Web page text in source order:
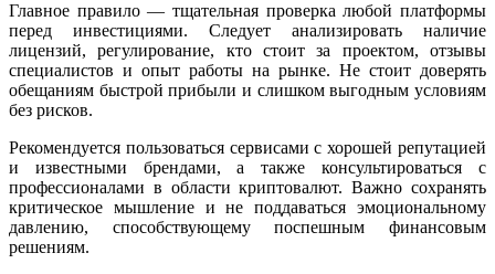
Главное правило — тщательная проверка любой платформы
перед инвестициями. Следует анализировать наличие
лицензий, регулирование, кто стоит за проектом, отзывы
специалистов и опыт работы на рынке. Не стоит доверять
обещаниям быстрой прибыли и слишком выгодным условиям
без рисков.
Рекомендуется пользоваться сервисами с хорошей репутацией
и известными брендами, а также консультироваться с
профессионалами в области криптовалют. Важно сохранять
критическое мышление и не поддаваться эмоциональному
давлению, способствующему поспешным финансовым
решениям.